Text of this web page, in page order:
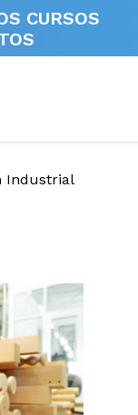
CURSOS
Industrial